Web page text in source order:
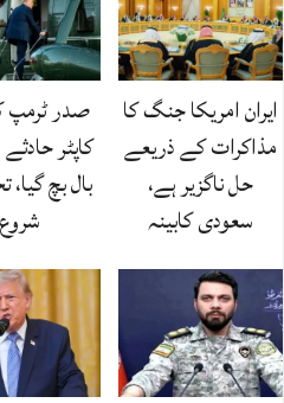
ایران امریکا جنگ کا
مذاکرات کے ذریعے
حل ناگزیر ہے،
سعودی کابینہ
صدر ٹرمپ
کاپٹر
بال بچ گیا،
شروع